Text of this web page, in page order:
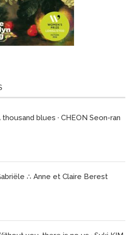
thousand blues · CHEON Seon-ran
∴ Anne et Claire Berest